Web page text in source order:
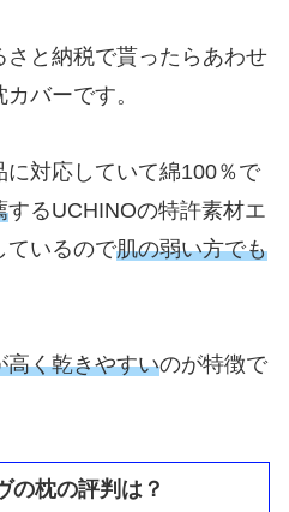
と納税で貰ったらあわせ
バーです。
対応していて綿100％で
するUCHINOの特許素材エ
ているので肌の弱い方でも
高く乾きやすいのが特徴で
の枕の評判は？